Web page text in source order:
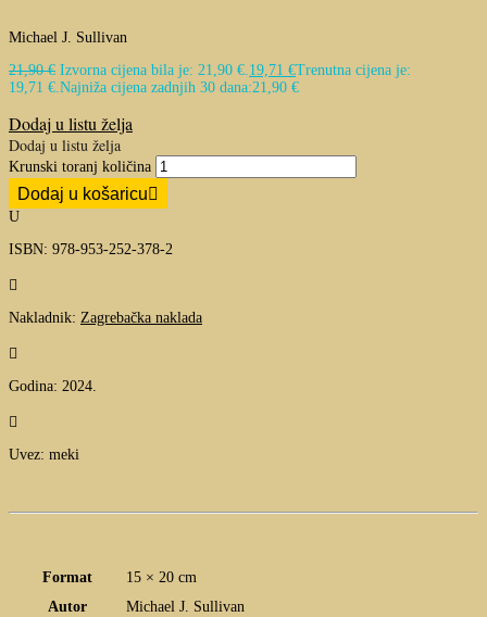
Michael J. Sullivan
21,90€ Izvorna cijena bila je: 21,90 €.19,71 €Trenutna cijena je:
19,71 €.Najniža cijena zadnjih 30 dana:21,90 €
Dodaj u listu želja
Dodaj u listu želja
Krunski toranj količina
Dodaj u košaricu
U
ISBN: 978-953-252-378-2

Nakladnik: Zagrebačka naklada

Godina: 2024.

Uvez: meki
Format
15 × 20 cm
Autor
Michael J. Sullivan